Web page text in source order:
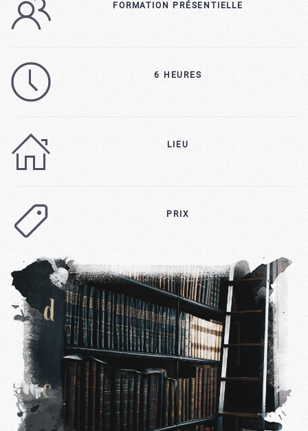
FORMATION PRÉSENTIELLE
6 HEURES
LIEU
PRIX